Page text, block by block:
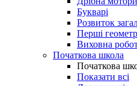
Букварі
Розвиток
Перші
Виховна
Початкова школа
Початкова
Показати всі